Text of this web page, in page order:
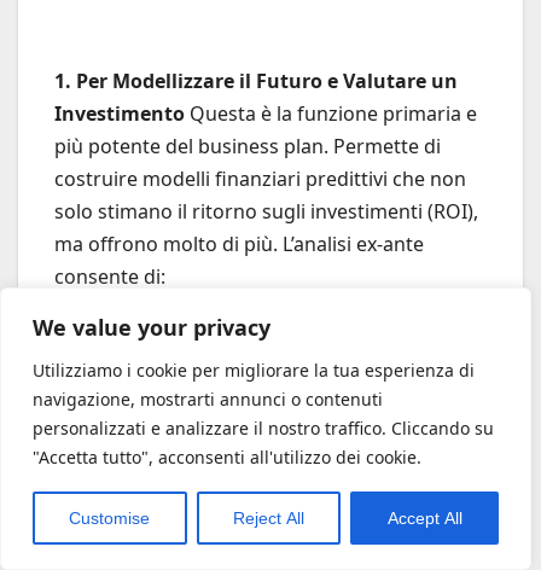
We value your privacy
Utilizziamo i cookie per migliorare la tua esperienza di
navigazione, mostrarti annunci o contenuti
personalizzati e analizzare il nostro traffico. Cliccando su
"Accetta tutto", acconsenti all'utilizzo dei cookie.
Customise Reject All Accept All
1. Per Modellizzare il Futuro e Valutare un
Investimento Questa è la funzione primaria e
più potente del business plan. Permette di
costruire modelli finanziari predittivi che non
solo stimano il ritorno sugli investimenti (ROI),
ma offrono molto di più. L’analisi ex-ante
consente di:
Simulare Scenari Alternativi:
pessimistico o realistico? La capacità di
modellizzare diversi futuri possibili permette
di prepararsi al meglio.
Valutare la Sensitività:Identificare le
variabili critiche che hanno il maggior